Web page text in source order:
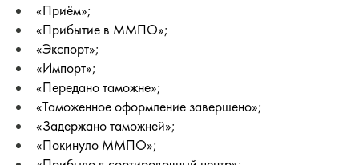
«Приём»;
«Прибытие в ММПО»;
«Экспорт»;
«Импорт»;
«Передано таможне»;
«Таможенное оформление завершено»;
«Задержано таможней»;
«Покинуло ММПО»;